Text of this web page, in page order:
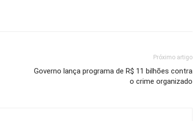
Próximo artigo
Governo lança programa de R$ 11 bilhões contra
o crime organizado